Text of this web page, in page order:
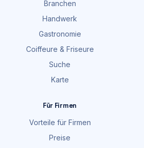
Branchen
Handwerk
Gastronomie
Coiffeure & Friseure
Suche
Karte
Für Firmen
Vorteile für Firmen
Preise